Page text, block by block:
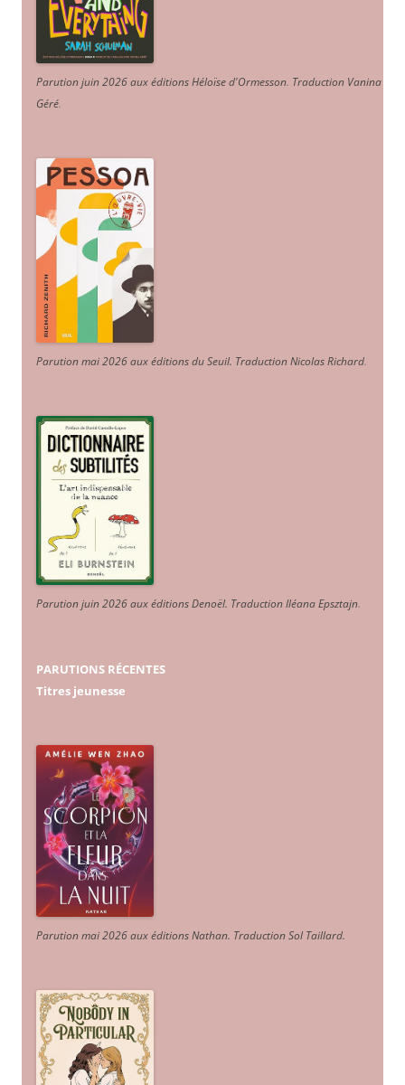
Parution juin 2026 aux éditions Héloïse d'Ormesson. Traduction Vanina
Géré.
Parution mai 2026 aux éditions du Seuil. Traduction Nicolas Richard.
Parution juin 2026 aux éditions Denoël. Traduction Iléana Epsztajn.
PARUTIONS RÉCENTES
Titres jeunesse
Parution mai 2026 aux éditions Nathan. Traduction Sol Taillard.